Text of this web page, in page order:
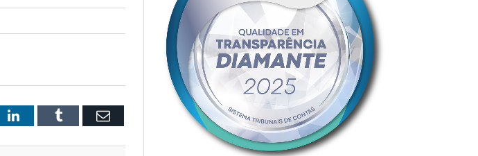
LinkedInTumblr Email